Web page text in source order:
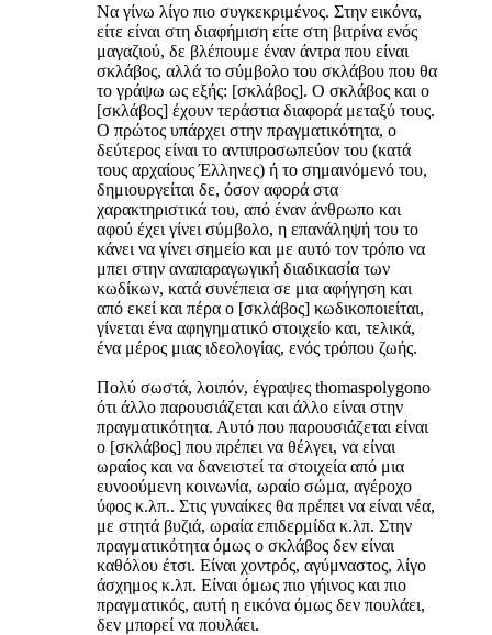
Να γίνω λίγο πιο συγκεκριμένος. Στην εικόνα,
είτε είναι στη διαφήμιση είτε στη βιτρίνα ενός
μαγαζιού, δε βλέπουμε έναν άντρα που είναι
σκλάβος, αλλά το σύμβολο του σκλάβου που θα
το γράψω ως εξής: [σκλάβος]. Ο σκλάβος και ο
[σκλάβος] έχουν τεράστια διαφορά μεταξύ τους.
Ο πρώτος υπάρχει στην πραγματικότητα, ο
δεύτερος είναι το αντιπροσωπεύον του (κατά
τους αρχαίους Έλληνες) ή το σημαινόμενό του,
δημιουργείται δε, όσον αφορά στα
χαρακτηριστικά του, από έναν άνθρωπο και
αφού έχει γίνει σύμβολο, η επανάληψή του το
κάνει να γίνει σημείο και με αυτό τον τρόπο να
μπει στην αναπαραγωγική διαδικασία των
κωδίκων, κατά συνέπεια σε μια αφήγηση και
από εκεί και πέρα ο [σκλάβος] κωδικοποιείται,
γίνεται ένα αφηγηματικό στοιχείο και, τελικά,
ένα μέρος μιας ιδεολογίας, ενός τρόπου ζωής.
Πολύ σωστά, λοιπόν, έγραψες thomaspolygono
ότι άλλο παρουσιάζεται και άλλο είναι στην
πραγματικότητα. Αυτό που παρουσιάζεται είναι
ο [σκλάβος] που πρέπει να θέλγει, να είναι
ωραίος και να δανειστεί τα στοιχεία από μια
ευνοούμενη κοινωνία, ωραίο σώμα, αγέροχο
ύφος κ.λπ.. Στις γυναίκες θα πρέπει να είναι νέα,
με στητά βυζιά, ωραία επιδερμίδα κ.λπ. Στην
πραγματικότητα όμως ο σκλάβος δεν είναι
καθόλου έτσι. Είναι χοντρός, αγύμναστος, λίγο
άσχημος κ.λπ. Είναι όμως πιο γήινος και πιο
πραγματικός, αυτή η εικόνα όμως δεν πουλάει,
δεν μπορεί να πουλάει.